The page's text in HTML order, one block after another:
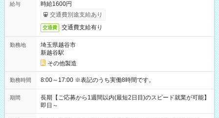
給与
時給1600円
交通費別途支給あり
交通費 交通費支給有り
勤務地
埼玉県越谷市
新越谷駅
その他製造
勤務時間 8:00～17:00 ※表記のうち実働8時間です。
期間
長期【ご応募から1週間以内(最短2日目)のスピード就業が可能】
即日～